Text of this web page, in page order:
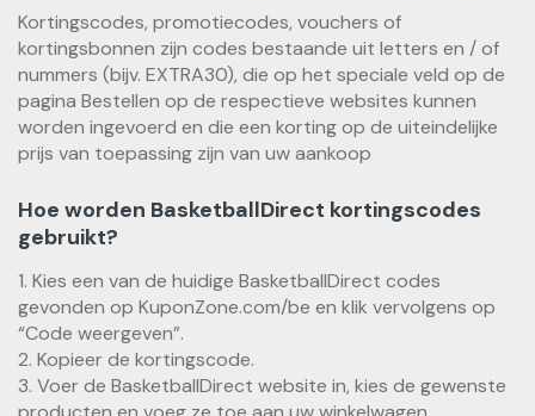
Kortingscodes, promotiecodes, vouchers of
kortingsbonnen zijn codes bestaande uit letters en / of
nummers (bijv. EXTRA30), die op het speciale veld op de
pagina Bestellen op de respectieve websites kunnen
worden ingevoerd en die een korting op de uiteindelijke
prijs van toepassing zijn van uw aankoop
Hoe worden BasketballDirect kortingscodes
gebruikt?
1. Kies een van de huidige BasketballDirect codes
gevonden op KuponZone.com/be en klik vervolgens op
“Code weergeven”.
2. Kopieer de kortingscode.
3. Voer de BasketballDirect website in, kies de gewenste